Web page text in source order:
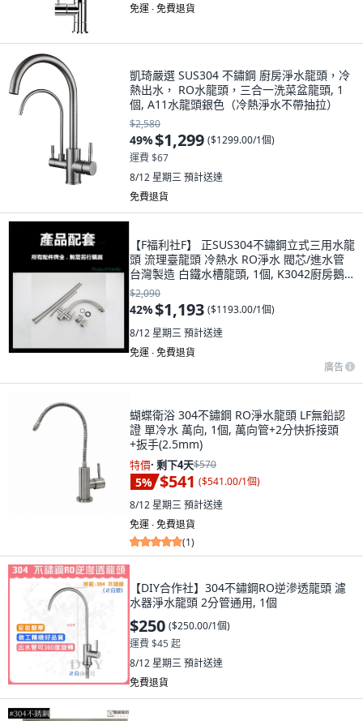
免運 ∙ 免費退貨
凱琦嚴選 SUS304 不鏽鋼 廚房淨水龍頭，冷
熱出水， RO水龍頭，三合一洗菜盆龍頭, 1
個, A11水龍頭銀色（冷熱淨水不帶抽拉）
$2,580
49%$1,299 ($1299.00/1個)
運費 $67
8/12 星期三預計送達
免費退貨
【F福利社F】 正SUS304不鏽鋼立式三用水龍
頭 流理臺龍頭 冷熱水 RO淨水 閥芯/進水管
台灣製造 白鐵水槽龍頭, 1個, K3042廚房鵝
頸RO冷熱3用淨水龍頭
$2,090
42%$1,193 ($1193.00/1個)
8/12 星期三預計送達
免運 ∙ 免費退貨
廣告
蝴蝶衛浴 304不鏽鋼 RO淨水龍頭 LF無鉛認
證 單冷水 萬向, 1個, 萬向管+2分快拆接頭
+扳手(2.5mm)
特價· 剩下4天$570
5% $541 ($541.00/1個)
8/12 星期三預計送達
免運 ∙ 免費退貨
(1)
【DIY合作社】304不鏽鋼RO逆滲透龍頭 濾
水器淨水龍頭 2分管通用, 1個
$250 ($250.00/1個)
運費 $45 起
8/12 星期三預計送達
免費退貨